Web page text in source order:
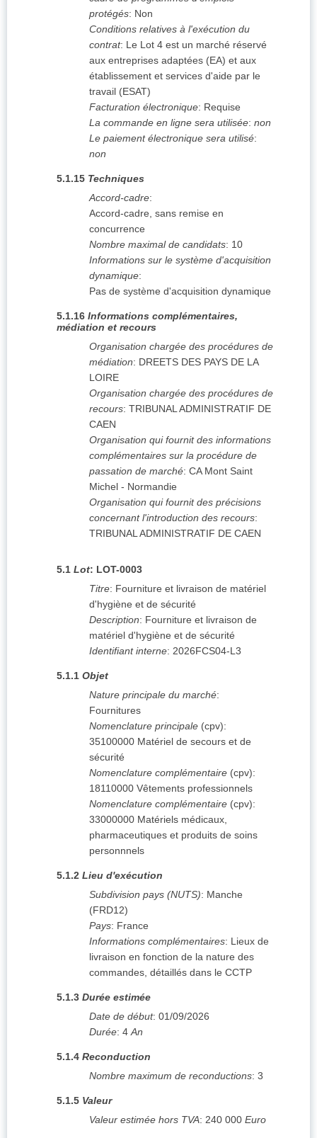
protégés: Non
Conditions relatives à l'exécution du
contrat: Le Lot 4 est un marché réservé
aux entreprises adaptées (EA) et aux
établissement et services d'aide par le
travail (ESAT)
Facturation électronique: Requise
La commande en ligne sera utilisée: non
Le paiement électronique sera utilisé:
non
5.1.15 Techniques
Accord-cadre:
Accord-cadre, sans remise en
concurrence
Nombre maximal de candidats: 10
Informations sur le système d'acquisition
dynamique:
Pas de système d'acquisition dynamique
5.1.16 Informations complémentaires,
médiation et recours
Organisation chargée des procédures de
médiation: DREETS DES PAYS DE LA
LOIRE
Organisation chargée des procédures de
recours: TRIBUNAL ADMINISTRATIF DE
CAEN
Organisation qui fournit des informations
complémentaires sur la procédure de
passation de marché: CA Mont Saint
Michel - Normandie
Organisation qui fournit des précisions
concernant l'introduction des recours:
TRIBUNAL ADMINISTRATIF DE CAEN
5.1 Lot: LOT-0003
Titre: Fourniture et livraison de matériel
d'hygiène et de sécurité
Description: Fourniture et livraison de
matériel d'hygiène et de sécurité
Identifiant interne: 2026FCS04-L3
5.1.1 Objet
Nature principale du marché:
Fournitures
Nomenclature principale (cpv):
35100000 Matériel de secours et de
sécurité
Nomenclature complémentaire (cpv):
18110000 Vêtements professionnels
Nomenclature complémentaire (cpv):
33000000 Matériels médicaux,
pharmaceutiques et produits de soins
personnnels
5.1.2 Lieu d'exécution
Subdivision pays (NUTS): Manche
(FRD12)
Pays: France
Informations complémentaires: Lieux de
livraison en fonction de la nature des
commandes, détaillés dans le CCTP
5.1.3 Durée estimée
Date de début: 01/09/2026
Durée: 4 An
5.1.4 Reconduction
Nombre maximum de reconductions: 3
5.1.5 Valeur
Valeur estimée hors TVA: 240 000 Euro